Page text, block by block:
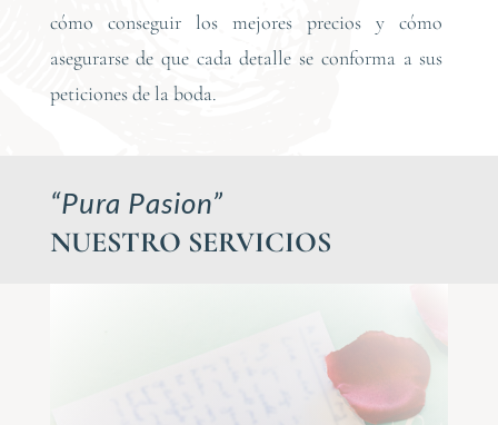
cómo conseguir los mejores precios y cómo
asegurarse de que cada detalle se conforma a sus
peticiones de la boda.
“Pura Pasion”
NUESTRO SERVICIOS